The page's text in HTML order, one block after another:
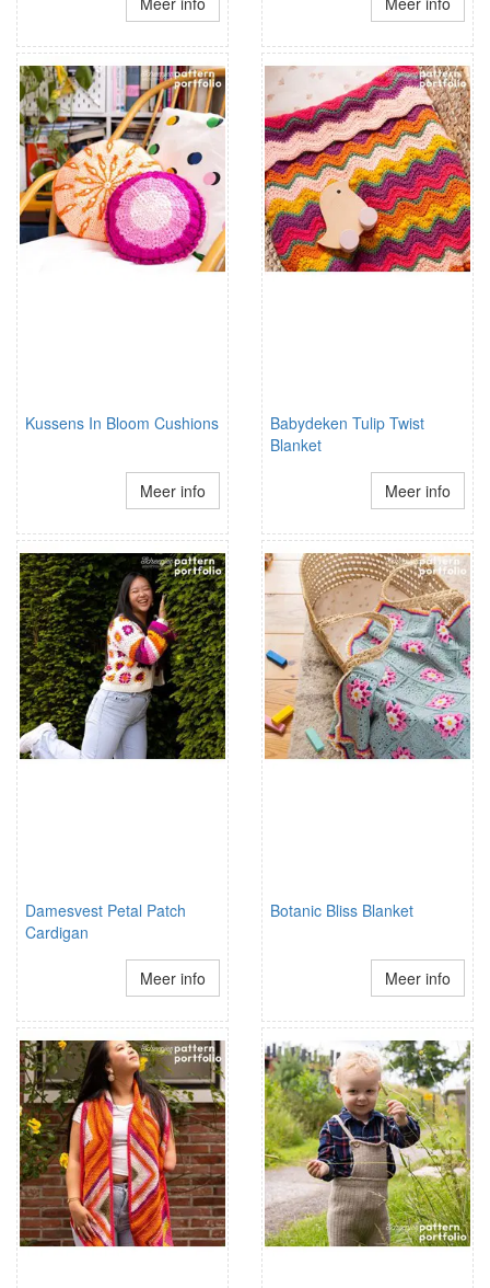
Kussens In Bloom Cushions
Meer info
Babydeken Tulip Twist
Blanket
Meer info
Damesvest Petal Patch
Cardigan
Meer info
Botanic Bliss Blanket
Meer info